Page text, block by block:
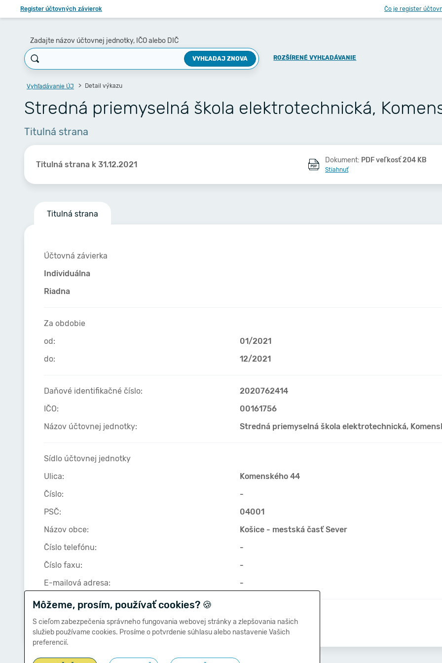
Register účtovných závierok Čo je register
Zadajte názov účtovnej jednotky, IČO alebo DIČ
VYHĽADAJ ZNOVA ROZŠÍRENÉ VYHĽADÁVANIE
Vyhľadávanie ÚJ Detail výkazu
Stredná priemyselná škola elektrotechnická,
Titulná strana
Titulná strana k 31.12.2021 Dokument: PDF veľkosť 204 KB
Stiahnuť
Titulná strana
Účtovná závierka
Individuálna
Riadna
Za obdobie
od:
01/2021
do:
12/2021
Daňové identifikačné číslo:
2020762414
IČO:
00161756
Názov účtovnej jednotky:
Stredná priemyselná škola elektrotechnická,
Sídlo účtovnej jednotky
Ulica:
Komenského 44
Číslo:
-
PSČ:
04001
Názov obce:
Košice - mestská časť Sever
Číslo telefónu:
-
Číslo faxu:
-
E-mailová adresa:
-
Môžeme, prosím, používať cookies? 🍪
S cieľom zabezpečenia správneho fungovania webovej stránky a zlepšovania našich
služieb používame cookies. Prosíme o potvrdenie súhlasu alebo nastavenie Vašich
preferencií.